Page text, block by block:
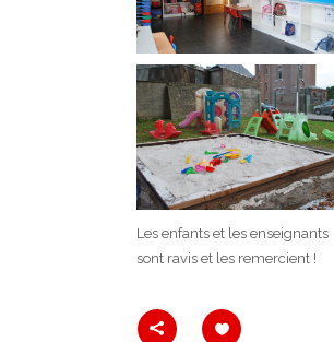
Les enfants et les enseignants
sont ravis et les remercient !